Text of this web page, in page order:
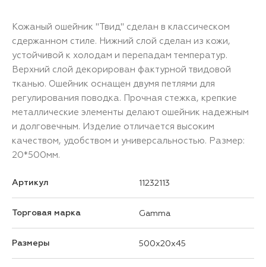
Кожаный ошейник "Твид" сделан в классическом
сдержанном стиле. Нижний слой сделан из кожи,
устойчивой к холодам и перепадам температур.
Верхний слой декорирован фактурной твидовой
тканью. Ошейник оснащен двумя петлями для
регулирования поводка. Прочная стежка, крепкие
металлические элементы делают ошейник надежным
и долговечным. Изделие отличается высоким
качеством, удобством и универсальностью. Размер:
20*500мм.
Артикул 11232113
Торговая марка Gamma
Размеры 500x20x45